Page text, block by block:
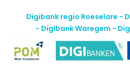
Digibank regio Roeselare -
- Digibank Waregem -